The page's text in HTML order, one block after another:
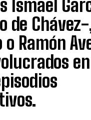
Ismael
de
Ramón
en